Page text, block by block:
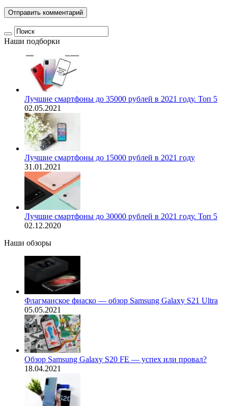
Наши подборки
Лучшие смартфоны до 35000 рублей в 2021 году. Топ 5
02.05.2021
Лучшие смартфоны до 15000 рублей в 2021 году
31.01.2021
Лучшие смартфоны до 30000 рублей в 2021 году. Топ 5
02.12.2020
Наши обзоры
Флагманское фиаско — обзор Samsung Galaxy S21 Ultra
05.05.2021
Обзор Samsung Galaxy S20 FE — успех или провал?
18.04.2021